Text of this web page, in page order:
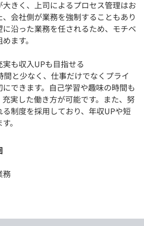
きく、上司によるプロセス管理はお
会社側が業務を強制することもあり
に沿った業務を任されるため、モチベ
ます。
も収入UPも目指せる
間と少なく、仕事だけでなくプライ
できます。自己学習や趣味の時間も
実した働き方が可能です。また、努
制度を採用しており、年収UPや短
。
務